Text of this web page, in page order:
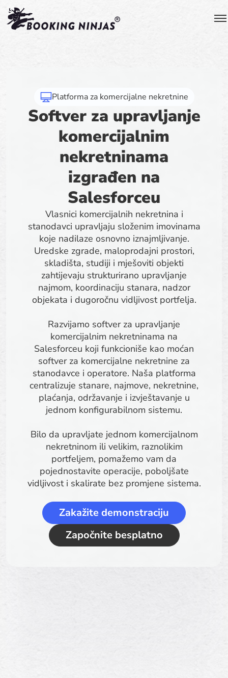
Platforma za komercijalne nekretnine
Softver za upravljanje
komercijalnim
nekretninama
izgrađen na
Salesforceu
Vlasnici komercijalnih nekretnina i
stanodavci upravljaju složenim imovinama
koje nadilaze osnovno iznajmljivanje.
Uredske zgrade, maloprodajni prostori,
skladišta, studiji i mješoviti objekti
zahtijevaju strukturirano upravljanje
najmom, koordinaciju stanara, nadzor
objekata i dugoročnu vidljivost portfelja.
Razvijamo softver za upravljanje
komercijalnim nekretninama na
Salesforceu koji funkcioniše kao moćan
softver za komercijalne nekretnine za
stanodavce i operatore. Naša platforma
centralizuje stanare, najmove, nekretnine,
plaćanja, održavanje i izvještavanje u
jednom konfigurabilnom sistemu.
Bilo da upravljate jednom komercijalnom
nekretninom ili velikim, raznolikim
portfeljem, pomažemo vam da
pojednostavite operacije, poboljšate
vidljivost i skalirate bez promjene sistema.
Zakažite demonstraciju
Započnite besplatno